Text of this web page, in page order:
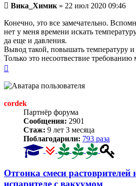
Непрочитанное
сообщение
Вика_Химик » 22 июл 2020 09:46
Конечно, это все замечательно.
нет у меня времени искать
да еще и давления.
Вывод такой, повышать температуру и
Только это несоотвествие требованию
началу
cordek
Партнёр форума
Сообщения: 2901
Стаж: 9 лет 3 месяца
Поблагодарили: 793 раза
Отгонка смеси